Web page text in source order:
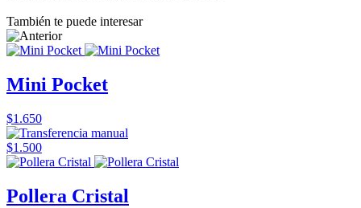
También te puede interesar
Mini Pocket
$1.650
$1.500
Pollera Cristal